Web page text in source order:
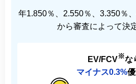
年1.850％、2.550％、3.350％
から審査によって決
EV/FCV※な
マイナス0.3%優